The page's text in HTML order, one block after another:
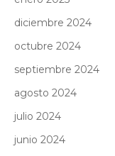
diciembre 2024
octubre 2024
septiembre 2024
agosto 2024
julio 2024
junio 2024